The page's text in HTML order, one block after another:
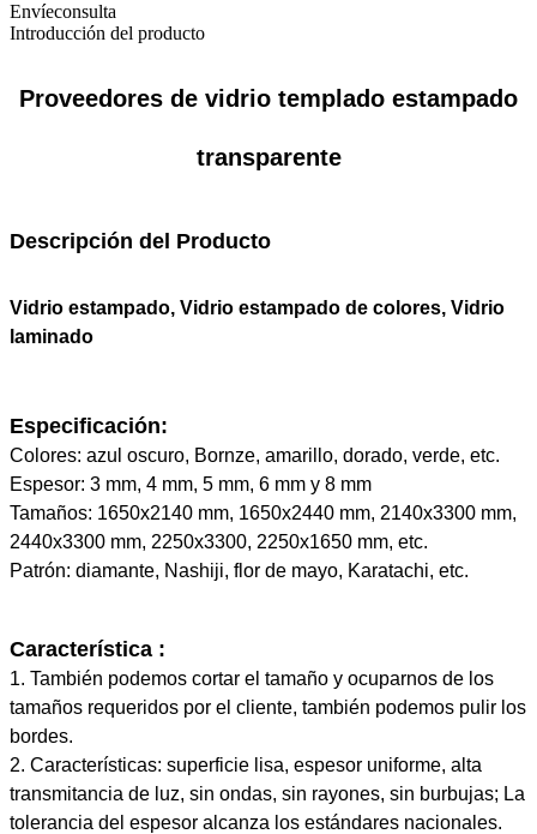
Envíeconsulta
Introducción del producto
Proveedores de vidrio templado estampado
transparente
Descripción del Producto
Vidrio estampado, Vidrio estampado de colores, Vidrio
laminado
Especificación:
Colores: azul oscuro, Bornze, amarillo, dorado, verde, etc.
Espesor: 3 mm, 4 mm, 5 mm, 6 mm y 8 mm
Tamaños: 1650x2140 mm, 1650x2440 mm, 2140x3300 mm,
2440x3300 mm, 2250x3300, 2250x1650 mm, etc.
Patrón: diamante, Nashiji, flor de mayo, Karatachi, etc.
Característica :
1. También podemos cortar el tamaño y ocuparnos de los
tamaños requeridos por el cliente, también podemos pulir los
bordes.
2. Características: superficie lisa, espesor uniforme, alta
transmitancia de luz, sin ondas, sin rayones, sin burbujas; La
tolerancia del espesor alcanza los estándares nacionales.